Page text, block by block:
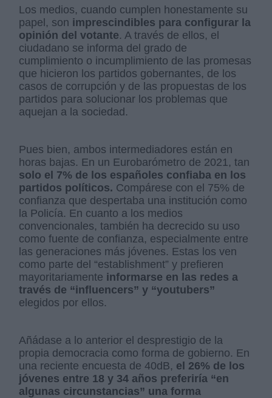
Los medios, cuando cumplen honestamente su
papel, son imprescindibles para configurar la
opinión del votante. A través de ellos, el
ciudadano se informa del grado de
cumplimiento o incumplimiento de las promesas
que hicieron los partidos gobernantes, de los
casos de corrupción y de las propuestas de los
partidos para solucionar los problemas que
aquejan a la sociedad.
Pues bien, ambos intermediadores están en
horas bajas. En un Eurobarómetro de 2021, tan
solo el 7% de los españoles confiaba en los
partidos políticos. Compárese con el 75% de
confianza que despertaba una institución como
la Policía. En cuanto a los medios
convencionales, también ha decrecido su uso
como fuente de confianza, especialmente entre
las generaciones más jóvenes. Estas los ven
como parte del “establishment” y prefieren
mayoritariamente informarse en las redes a
través de “influencers” y “youtubers”
elegidos por ellos.
Añádase a lo anterior el desprestigio de la
propia democracia como forma de gobierno. En
una reciente encuesta de 40dB, el 26% de los
jóvenes entre 18 y 34 años preferiría “en
algunas circunstancias” una forma